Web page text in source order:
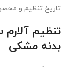
تاریخ تنظیم و
تنظیم
بدنه مشکی